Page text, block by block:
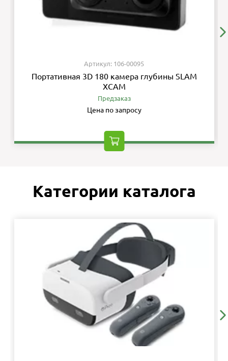
Артикул: 106-00095
Портативная 3D 180 камера глубины SLAM
XCAM
Предзаказ
Цена по запросу
Категории каталога